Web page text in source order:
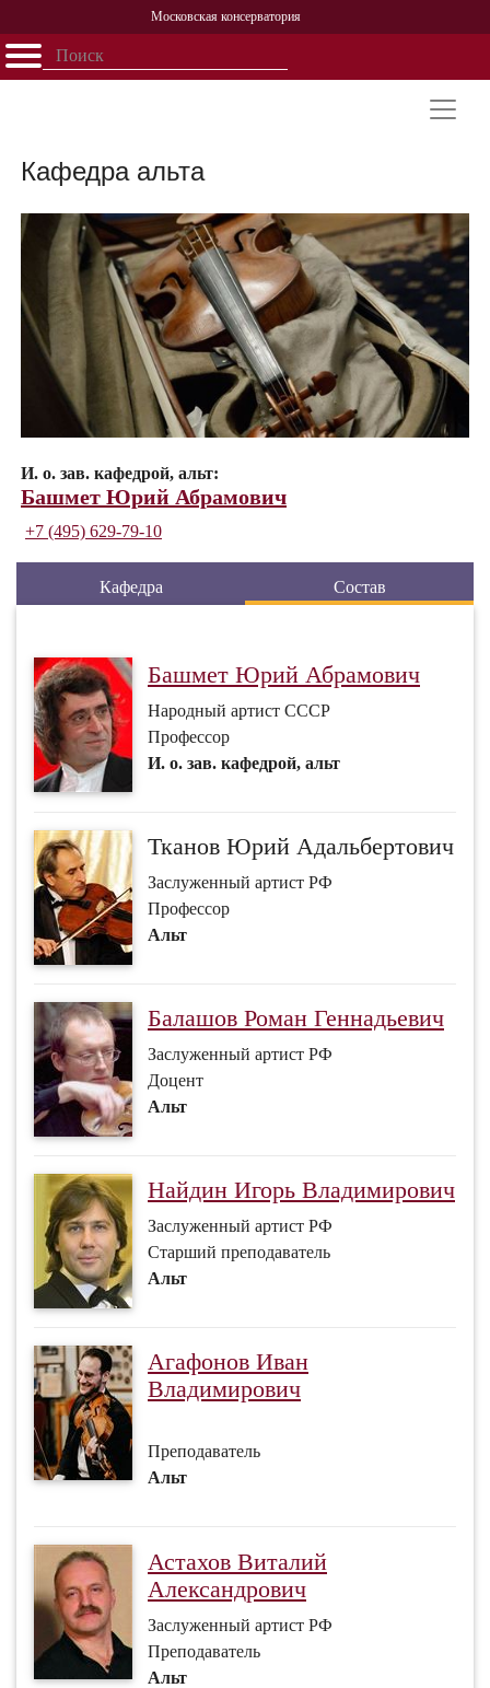
Московская консерватория
Открыть - закрыть
Персоналии
История
Кафедра альта
И. о. зав. кафедрой, альт:
Башмет Юрий Абрамович
+7 (495) 629-79-10
Кафедра Состав
Башмет Юрий Абрамович
Народный артист СССР
Профессор
И. о. зав. кафедрой, альт
Тканов Юрий Адальбертович
Заслуженный артист РФ
Профессор
Альт
Балашов Роман Геннадьевич
Заслуженный артист РФ
Доцент
Альт
Найдин Игорь Владимирович
Заслуженный артист РФ
Старший преподаватель
Альт
Агафонов Иван
Владимирович
Преподаватель
Альт
Астахов Виталий
Александрович
Заслуженный артист РФ
Преподаватель
Альт